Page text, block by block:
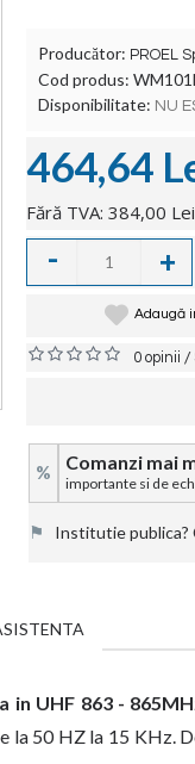
Producător: PROEL
Cod produs:
Disponibilitate: NU
464,64
Fără TVA: 384,00 Lei
- +
Adaugă
0 opinii /
% Comanzi mai
importante si de
⚑ Institutie publica?
UHF 863 -
50 HZ la 15 KHz.